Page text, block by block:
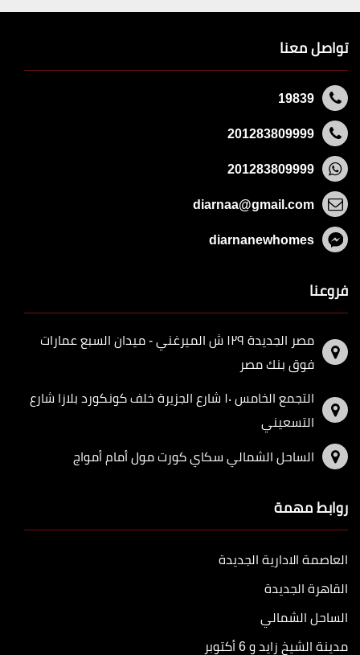
تواصل معنا
19839
201283809999
201283809999
diarnaa@gmail.com
diarnanewhomes
فروعنا
مصر الجديدة ١٢٩ ش الميرغني - ميدان السبع عمارات
فوق بنك مصر
التجمع الخامس ١٠ شارع الجزيرة خلف كونكورد بلازا شارع
التسعيني
الساحل الشمالي سكاي كورت مول أمام أمواج
روابط مهمة
العاصمة الادارية الجديدة
القاهرة الجديدة
الساحل الشمالي
مدينة الشيخ زايد و 6 أكتوبر